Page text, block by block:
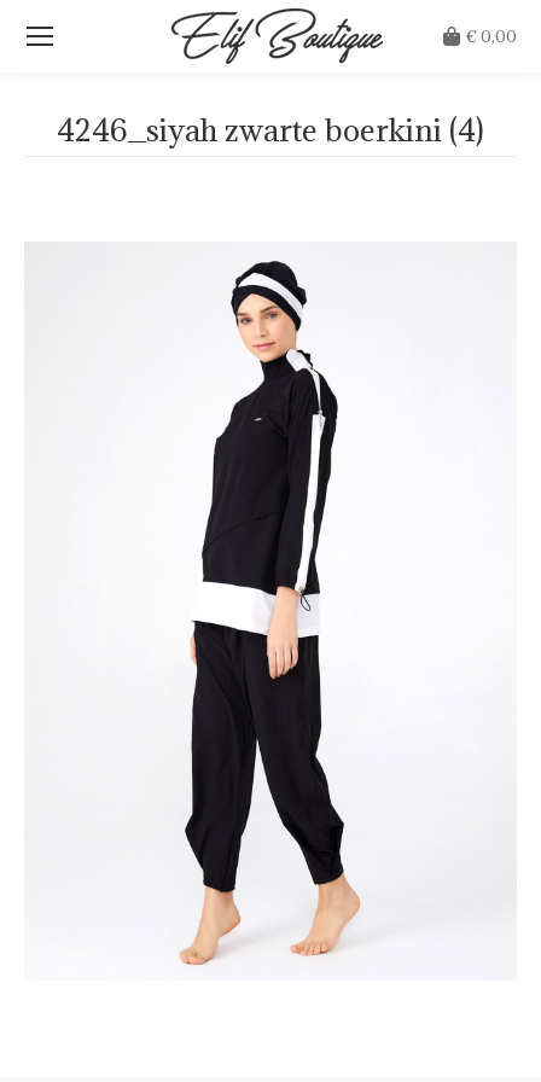
€0,00
4246_siyah zwarte boerkini (4)